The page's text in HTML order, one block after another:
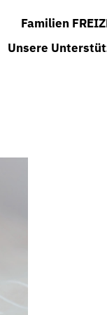
Familien
Unsere